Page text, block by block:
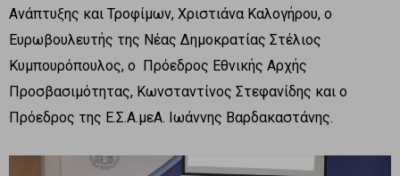
Ανάπτυξης και Τροφίμων, Χριστιάνα Καλογήρου, ο
Eυρωβουλευτής της Νέας Δημοκρατίας Στέλιος
Κυμπουρόπουλος, ο Πρόεδρος Εθνικής Αρχής
Προσβασιμότητας, Κωνσταντίνος Στεφανίδης και ο
Πρόεδρος της Ε.Σ.Α.μεΑ. Ιωάννης Βαρδακαστάνης.